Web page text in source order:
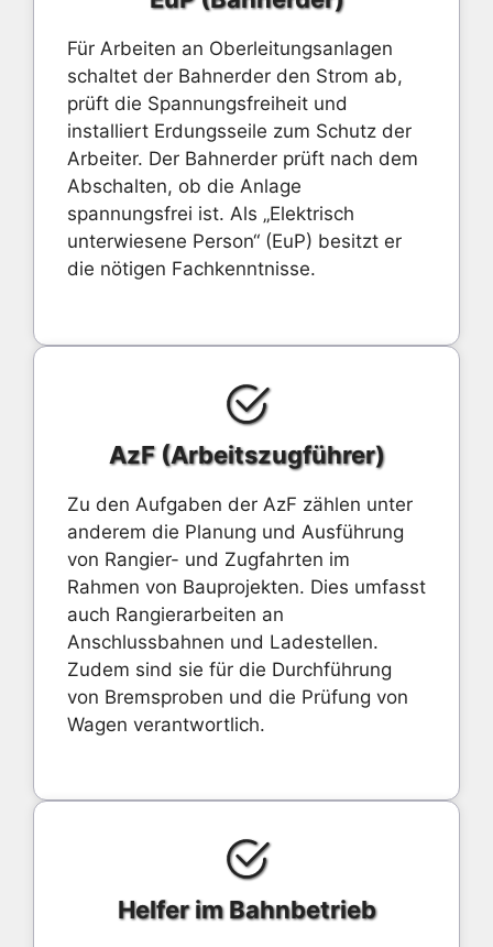
Für Arbeiten an Oberleitungsanlagen
schaltet der Bahnerder den Strom ab,
prüft die Spannungsfreiheit und
installiert Erdungsseile zum Schutz der
Arbeiter. Der Bahnerder prüft nach dem
Abschalten, ob die Anlage
spannungsfrei ist. Als „Elektrisch
unterwiesene Person“ (EuP) besitzt er
die nötigen Fachkenntnisse.
AzF (Arbeitszugführer)
Zu den Aufgaben der AzF zählen unter
anderem die Planung und Ausführung
von Rangier- und Zugfahrten im
Rahmen von Bauprojekten. Dies umfasst
auch Rangierarbeiten an
Anschlussbahnen und Ladestellen.
Zudem sind sie für die Durchführung
von Bremsproben und die Prüfung von
Wagen verantwortlich.
Helfer im Bahnbetrieb